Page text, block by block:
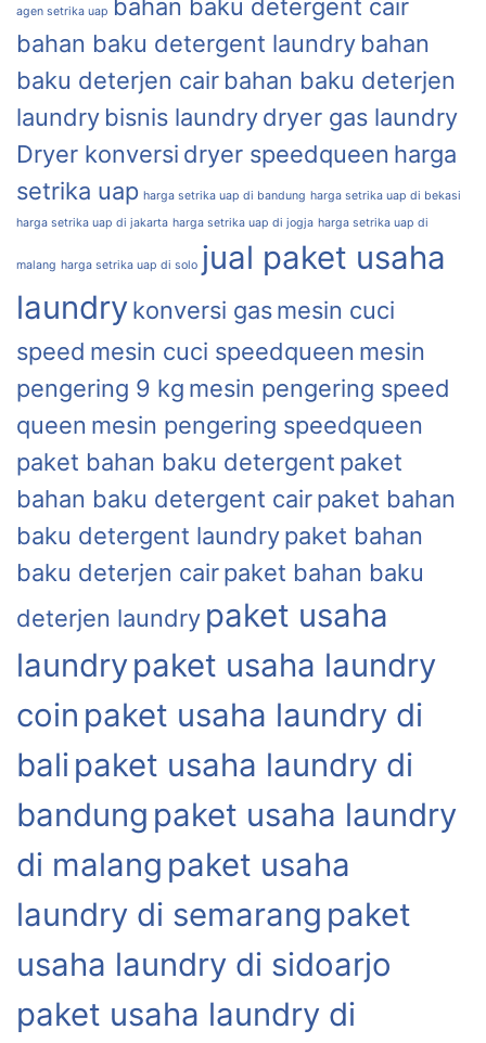
agen setrika uap
bahan baku detergent cair
bahan baku detergent laundry bahan
baku deterjen cair bahan baku deterjen
laundry bisnis laundrydryer gas laundry
Dryer konversi dryer speedqueen harga
setrika uap harga setrika uap di bandung harga setrika uap di bekasi
harga setrika uap di jakarta harga setrika uap di jogja harga setrika uap di
malang harga setrika uap di solo jual paket usaha
laundrykonversi gasmesin cuci
speed mesin cuci speedqueen mesin
pengering 9 kg mesin pengering speed
queen mesin pengering speedqueen
paket bahan baku detergent paket
bahan baku detergent cairpaket bahan
baku detergent laundrypaket bahan
baku deterjen cairpaket bahan baku
deterjen laundry paket usaha
laundrypaket usaha laundry
coin paket usaha laundry di
bali paket usaha laundry di
bandung paket usaha laundry
di malang paket usaha
laundry di semarang paket
usaha laundry di sidoarjo
paket usaha laundry di